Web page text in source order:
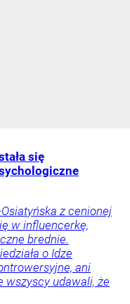
się
z cenionej
w influencerkę,
brednie.
o Idze
ani
wszyscy udawali, że